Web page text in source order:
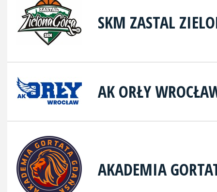
SKM ZASTAL
AK ORŁY
AKADEMIA